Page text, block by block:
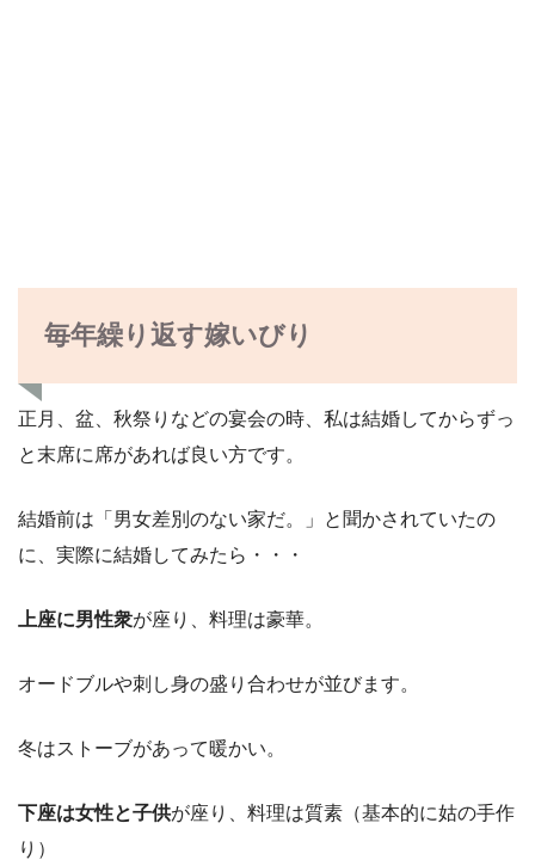
毎年繰り返す嫁いびり
正月、盆、秋祭りなどの宴会の時、私は結婚してからずっ
と末席に席があれば良い方です。
結婚前は「男女差別のない家だ。」と聞かされていたの
に、実際に結婚してみたら・・・
上座に男性衆が座り、料理は豪華。
オードブルや刺し身の盛り合わせが並びます。
冬はストーブがあって暖かい。
下座は女性と子供が座り、料理は質素（基本的に姑の手作
り）